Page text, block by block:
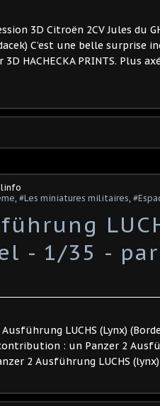
3D Citroën 2CV Jules du
C’est une belle surprise
HACHECKA PRINTS. Plus
, #Les miniatures militaires,
- 1/35 -
LUCHS (Lynx)
: un Panzer 2
2 Ausführung LUCHS